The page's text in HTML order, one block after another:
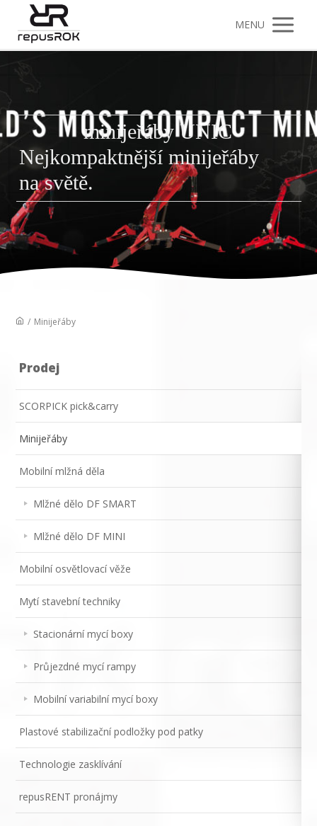
MENU
minijeřáby UNIC
Nejkompaktnější minijeřáby
na světě.
/ Minijeřáby
Prodej
SCORPICK pick&carry
Minijeřáby
Mobilní mlžná děla
Mlžné dělo DF SMART
Mlžné dělo DF MINI
Mobilní osvětlovací věže
Mytí stavební techniky
Stacionární mycí boxy
Průjezdné mycí rampy
Mobilní variabilní mycí boxy
Plastové stabilizační podložky pod patky
Technologie zasklívání
repusRENT pronájmy